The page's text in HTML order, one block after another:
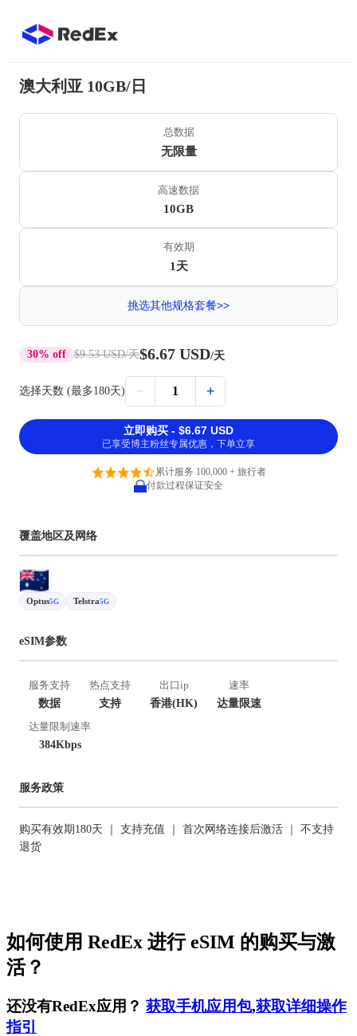
澳大利亚 10GB/日
总数据
无限量
高速数据
10GB
有效期
1天
挑选其他规格套餐>>
30% off $9.53 USD/天$6.67 USD/天
选择天数 (最多180天) − 1 +
立即购买 - $6.67 USD
已享受博主粉丝专属优惠，下单立享
累计服务 100,000 + 旅行者
付款过程保证安全
覆盖地区及网络
Optus5G Telstra5G
eSIM参数
服务支持
数据
热点支持
支持
出口ip
香港(HK)
速率
达量限速
达量限制速率
384Kbps
服务政策
购买有效期180天 ｜ 支持充值 ｜ 首次网络连接后激活 ｜ 不支持
退货
如何使用 RedEx 进行 eSIM 的购买与激
活？
还没有RedEx应用？ 获取手机应用包,获取详细操作
指引